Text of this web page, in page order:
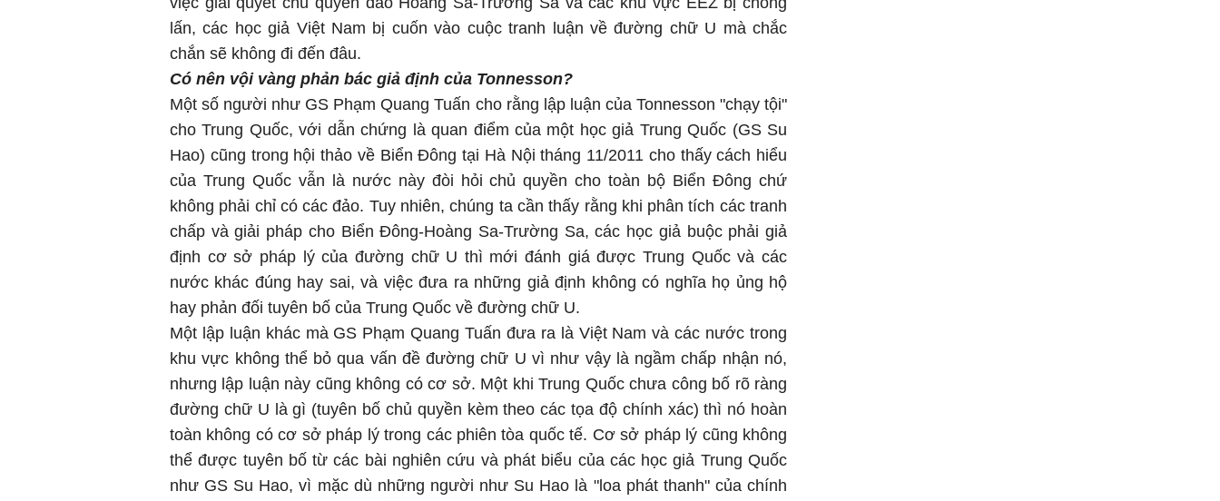
lấn, các học giả Việt Nam bị cuốn vào cuộc tranh luận về đường chữ U mà chắc
chắn sẽ không đi đến đâu.
Có nên vội vàng phản bác giả định của Tonnesson?
Một số người như GS Phạm Quang Tuấn cho rằng lập luận của Tonnesson "chạy tội"
cho Trung Quốc, với dẫn chứng là quan điểm của một học giả Trung Quốc (GS Su
Hao) cũng trong hội thảo về Biển Đông tại Hà Nội tháng 11/2011 cho thấy cách hiểu
của Trung Quốc vẫn là nước này đòi hỏi chủ quyền cho toàn bộ Biển Đông chứ
không phải chỉ có các đảo. Tuy nhiên, chúng ta cần thấy rằng khi phân tích các tranh
chấp và giải pháp cho Biển Đông-Hoàng Sa-Trường Sa, các học giả buộc phải giả
định cơ sở pháp lý của đường chữ U thì mới đánh giá được Trung Quốc và các
nước khác đúng hay sai, và việc đưa ra những giả định không có nghĩa họ ủng hộ
hay phản đối tuyên bố của Trung Quốc về đường chữ U.
Một lập luận khác mà GS Phạm Quang Tuấn đưa ra là Việt Nam và các nước trong
khu vực không thể bỏ qua vấn đề đường chữ U vì như vậy là ngầm chấp nhận nó,
nhưng lập luận này cũng không có cơ sở. Một khi Trung Quốc chưa công bố rõ ràng
đường chữ U là gì (tuyên bố chủ quyền kèm theo các tọa độ chính xác) thì nó hoàn
toàn không có cơ sở pháp lý trong các phiên tòa quốc tế. Cơ sở pháp lý cũng không
thể được tuyên bố từ các bài nghiên cứu và phát biểu của các học giả Trung Quốc
như GS Su Hao, vì mặc dù những người như Su Hao là "loa phát thanh" của chính